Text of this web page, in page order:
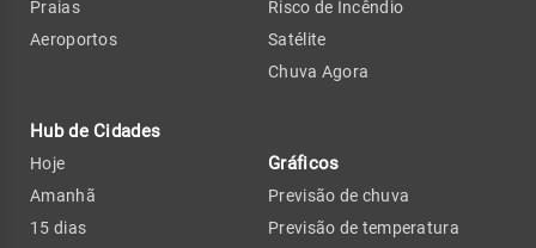
Praias
Aeroportos
Hub de Cidades
Hoje
Amanhã
15 dias
Risco de Incêndio
Satélite
Chuva Agora
Gráficos
Previsão de chuva
Previsão de temperatura